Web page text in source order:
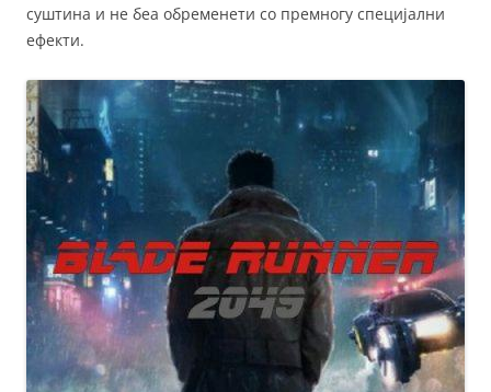
суштина и не беа обременети со премногу специјални
ефекти.